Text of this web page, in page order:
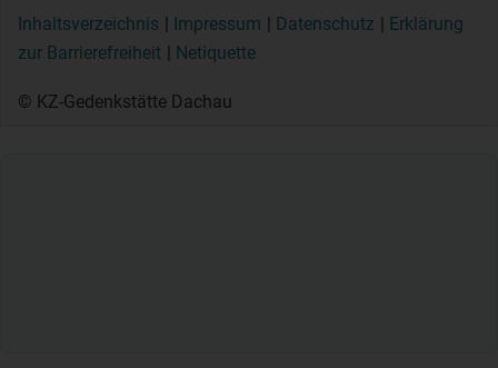
Inhaltsverzeichnis Impressum Datenschutz
Erklärung
zur Barrierefreiheit
Netiquette
© KZ-Gedenkstätte Dachau